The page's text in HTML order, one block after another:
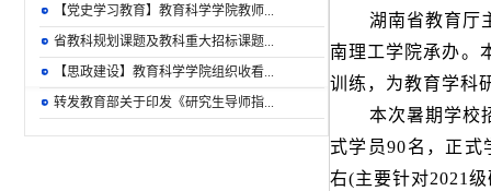
【党史学习教育】教育科学学院教师...
省教科规划课题及教科重大招标课题...
【思政建设】教育科学学院组织收看...
转发教育部关于印发《研究生导师指...
湖南省教育厅
南理工学院承办。
训练，为教育学科
本次暑期学校
式学员90名，正式
右(主要针对2021